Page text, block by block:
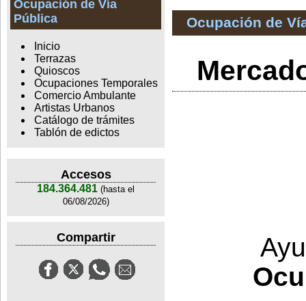
Ocupación de Vía
Pública
Inicio
Terrazas
Quioscos
Ocupaciones Temporales
Comercio Ambulante
Artistas Urbanos
Catálogo de trámites
Tablón de edictos
Accesos
184.364.481 (hasta el
06/08/2026)
Compartir
Ocupación de